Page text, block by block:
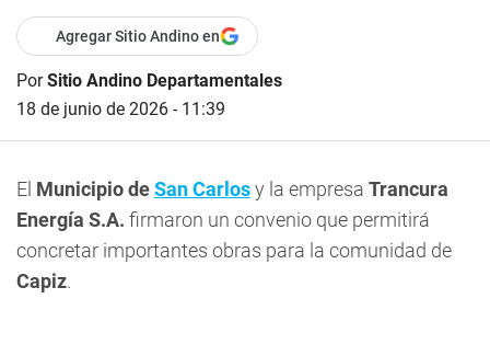
Agregar Sitio Andino en
PorSitio Andino Departamentales
18 de junio de 2026 - 11:39
El Municipio deSan Carlosy la empresa Trancura
Energía S.A. firmaron un convenio que permitirá
concretar importantes obras para la comunidad de
Capiz.